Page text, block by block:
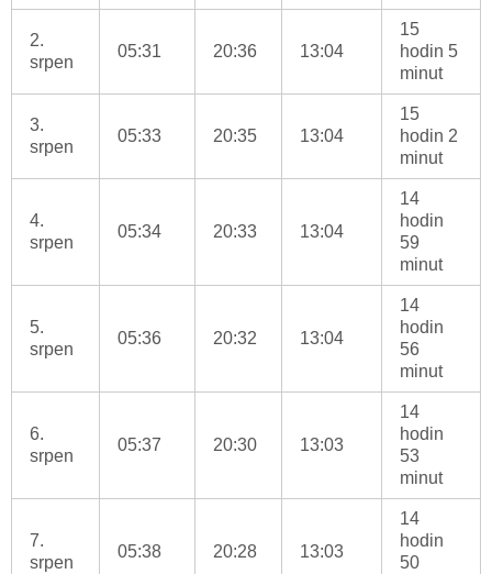
2.
srpen
05:31 20:36 13:04
15
hodin 5
minut
3.
srpen
05:33 20:35 13:04
15
hodin 2
minut
4.
srpen
05:34 20:33 13:04
14
hodin
59
minut
5.
srpen
05:36 20:32 13:04
14
hodin
56
minut
6.
srpen
05:37 20:30 13:03
14
hodin
53
minut
7.
srpen
05:38 20:28 13:03
14
hodin
50